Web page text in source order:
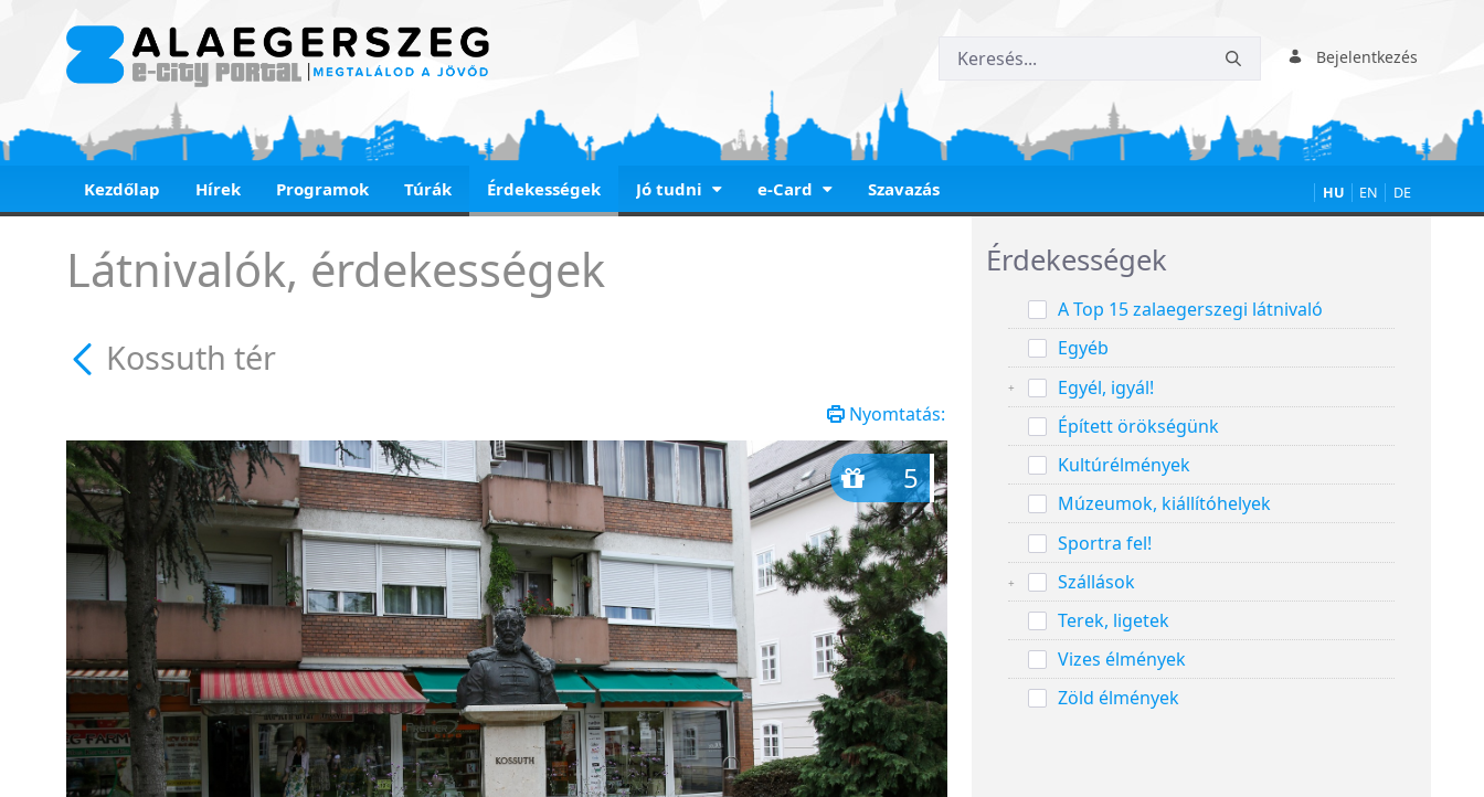
Bejelentkezés
Kezdőlap Hírek Programok Túrák Érdekességek Jó tudni e-Card Szavazás HU EN DE
Kossuth tér - Kossuth tér
Látnivalók, érdekességek
Kossuth tér
Nyomtatás:
5
Érdekességek
A Top 15 zalaegerszegi látnivaló
Egyéb
Egyél, igyál!
Épített örökségünk
Kultúrélmények
Múzeumok, kiállítóhelyek
Sportra fel!
Szállások
Terek, ligetek
Vizes élmények
Zöld élmények